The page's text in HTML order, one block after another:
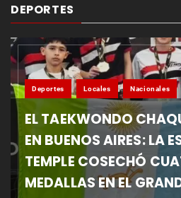
DEPORTES
Deportes Locales Nacionales
EL TAEKWONDO
EN BUENOS AIRES: LA
TEMPLE COSECHÓ
MEDALLAS EN EL